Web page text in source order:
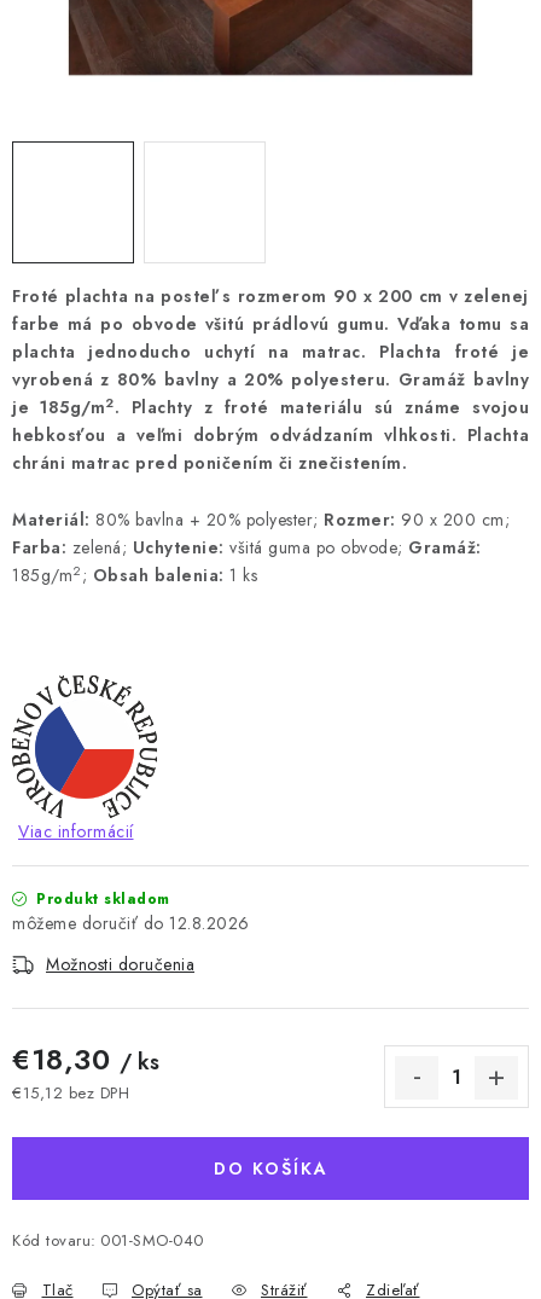
Froté plachta na posteľ s rozmerom 90 x 200 cm v zelenej
farbe má po obvode všitú prádlovú gumu. Vďaka tomu sa
plachta jednoducho uchytí na matrac. Plachta froté je
vyrobená z 80% bavlny a 20% polyesteru. Gramáž bavlny
je 185g/m2. Plachty z froté materiálu sú známe svojou
hebkosťou a veľmi dobrým odvádzaním vlhkosti. Plachta
chráni matrac pred poničením či znečistením.
Materiál: 80% bavlna + 20% polyester; Rozmer: 90 x 200 cm;
Farba: zelená; Uchytenie: všitá guma po obvode; Gramáž:
185g/m2 ; Obsah balenia: 1 ks
Viac informácií
Produkt skladom
12.8.2026
Možnosti doručenia
€18,30 / ks
€15,12 bez DPH
DO KOŠÍKA
Kód tovaru: 001-SMO-040
Tlač Opýtať sa Strážiť Zdieľať